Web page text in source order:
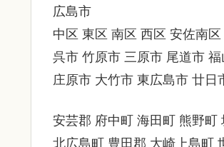
広島市
中区 東区 南区 西区 安佐南
呉市 竹原市 三原市 尾道市
庄原市 大竹市 東広島市 廿
安芸郡 府中町 海田町 熊野
北広島町 豊田郡 大崎上島町